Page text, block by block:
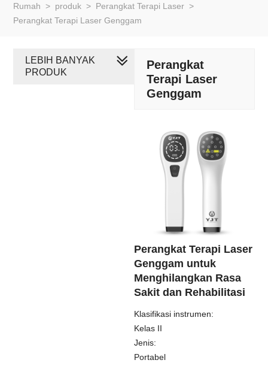
Rumah > produk > Perangkat Terapi Laser >
Perangkat Terapi Laser Genggam
Perangkat
Terapi Laser
Genggam
Perangkat Terapi Laser
Genggam untuk
Menghilangkan Rasa
Sakit dan Rehabilitasi
Klasifikasi instrumen:
Kelas II
Jenis:
Portabel
LEBIH BANYAK
PRODUK